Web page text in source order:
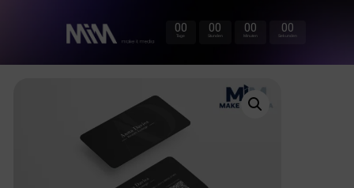
00
Tage
00
Stunden
00
Minuten
00
Sekunden